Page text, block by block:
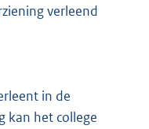
verleend
in de
kan het college